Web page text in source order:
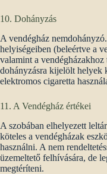
10. Dohányzás
A vendégház
helyiségeiben (beleértve a
valamint a
dohányzásra kijelölt helyek
elektromos cigaretta
11. A Vendégház értékei
A szobában elhelyezett
köteles a vendégházak
használni. A nem
üzemeltető felhívására, de
megtéríteni.